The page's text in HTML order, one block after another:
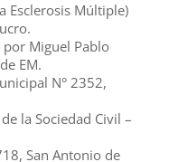
Esclerosis Múltiple)
Miguel Pablo
EM.
N° 2352,
la Sociedad Civil –
San Antonio de